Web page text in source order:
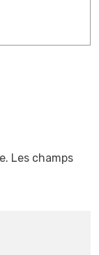
Les champs